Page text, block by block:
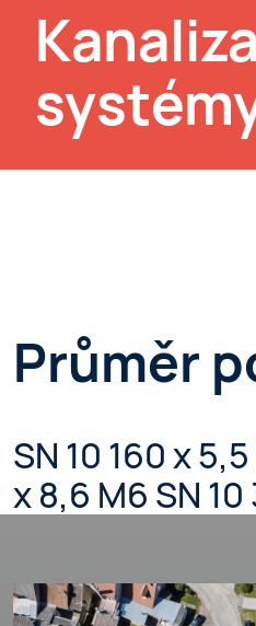
Průměr
SN 10 160 x
x 8,6 M6 SN 10